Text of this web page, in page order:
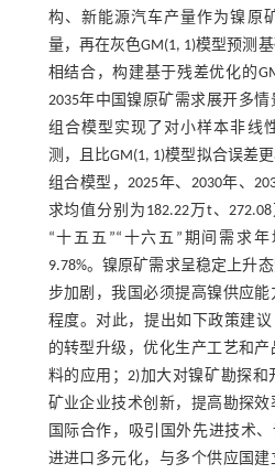
构、新能源汽车产量作为镍原
量，再在灰色GM(1, 1)模型预测
相结合，构建基于残差优化的
2035年中国镍原矿需求展开多情
组合模型实现了对小样本非线
测，且比GM(1, 1)模型拟合误差
组合模型，2025年、2030年、
求均值分别为182.22万t、
“十五五”“十六五”期间需求年
9.78%。镍原矿需求呈稳定上升
步加剧，我国必须提高镍供应
程度。对此，提出如下政策建
的转型升级，优化生产工艺和
料的应用；2)加大对镍矿勘探
矿业企业技术创新，提高勘探
国际合作，吸引国外先进技术
进进口多元化，与多个供应国